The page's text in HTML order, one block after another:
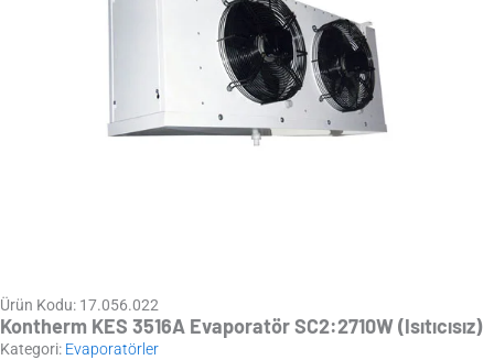
Ürün Kodu: 17.056.022
Kontherm KES 3516A Evaporatör SC2:2710W (Isıtıcısız)
Kategori: Evaporatörler